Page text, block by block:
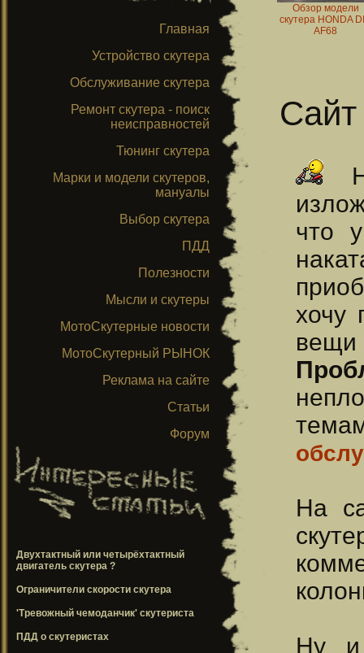
Главная
Устройство скутера
Обслуживание скутера
Ремонт скутера - поиск
неисправностей
Тюнинг скутера
Марки и модели скутеров,
мануалы
Выбор скутера
ПДД
Полезности
Мысли и скутеры
МотоСкутерные новости
МотоСкутерный РЫНОК
Реклама на сайте
Статьи
Форум
Двухтактный или четырёхтактный
двигатель скутера ?
Ограничители скорости скутера
'Тревожный чемоданчик' скутериста
ПДД о скутеристах
Обзор модели
скутера HONDA
AF68
Сайт
что
хочу
На
Ну и